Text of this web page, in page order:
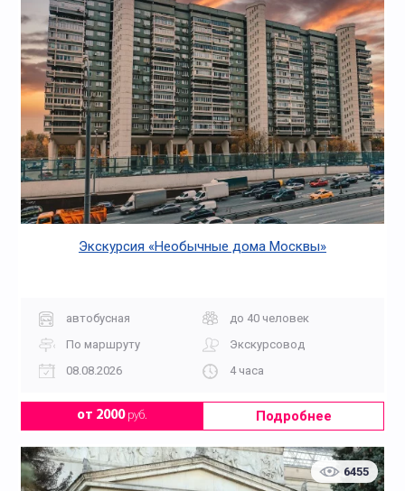
Экскурсия «Необычные дома Москвы»
автобусная
до 40 человек
По маршруту
Экскурсовод
08.08.2026
4 часа
от 2000руб. Подробнее
6455